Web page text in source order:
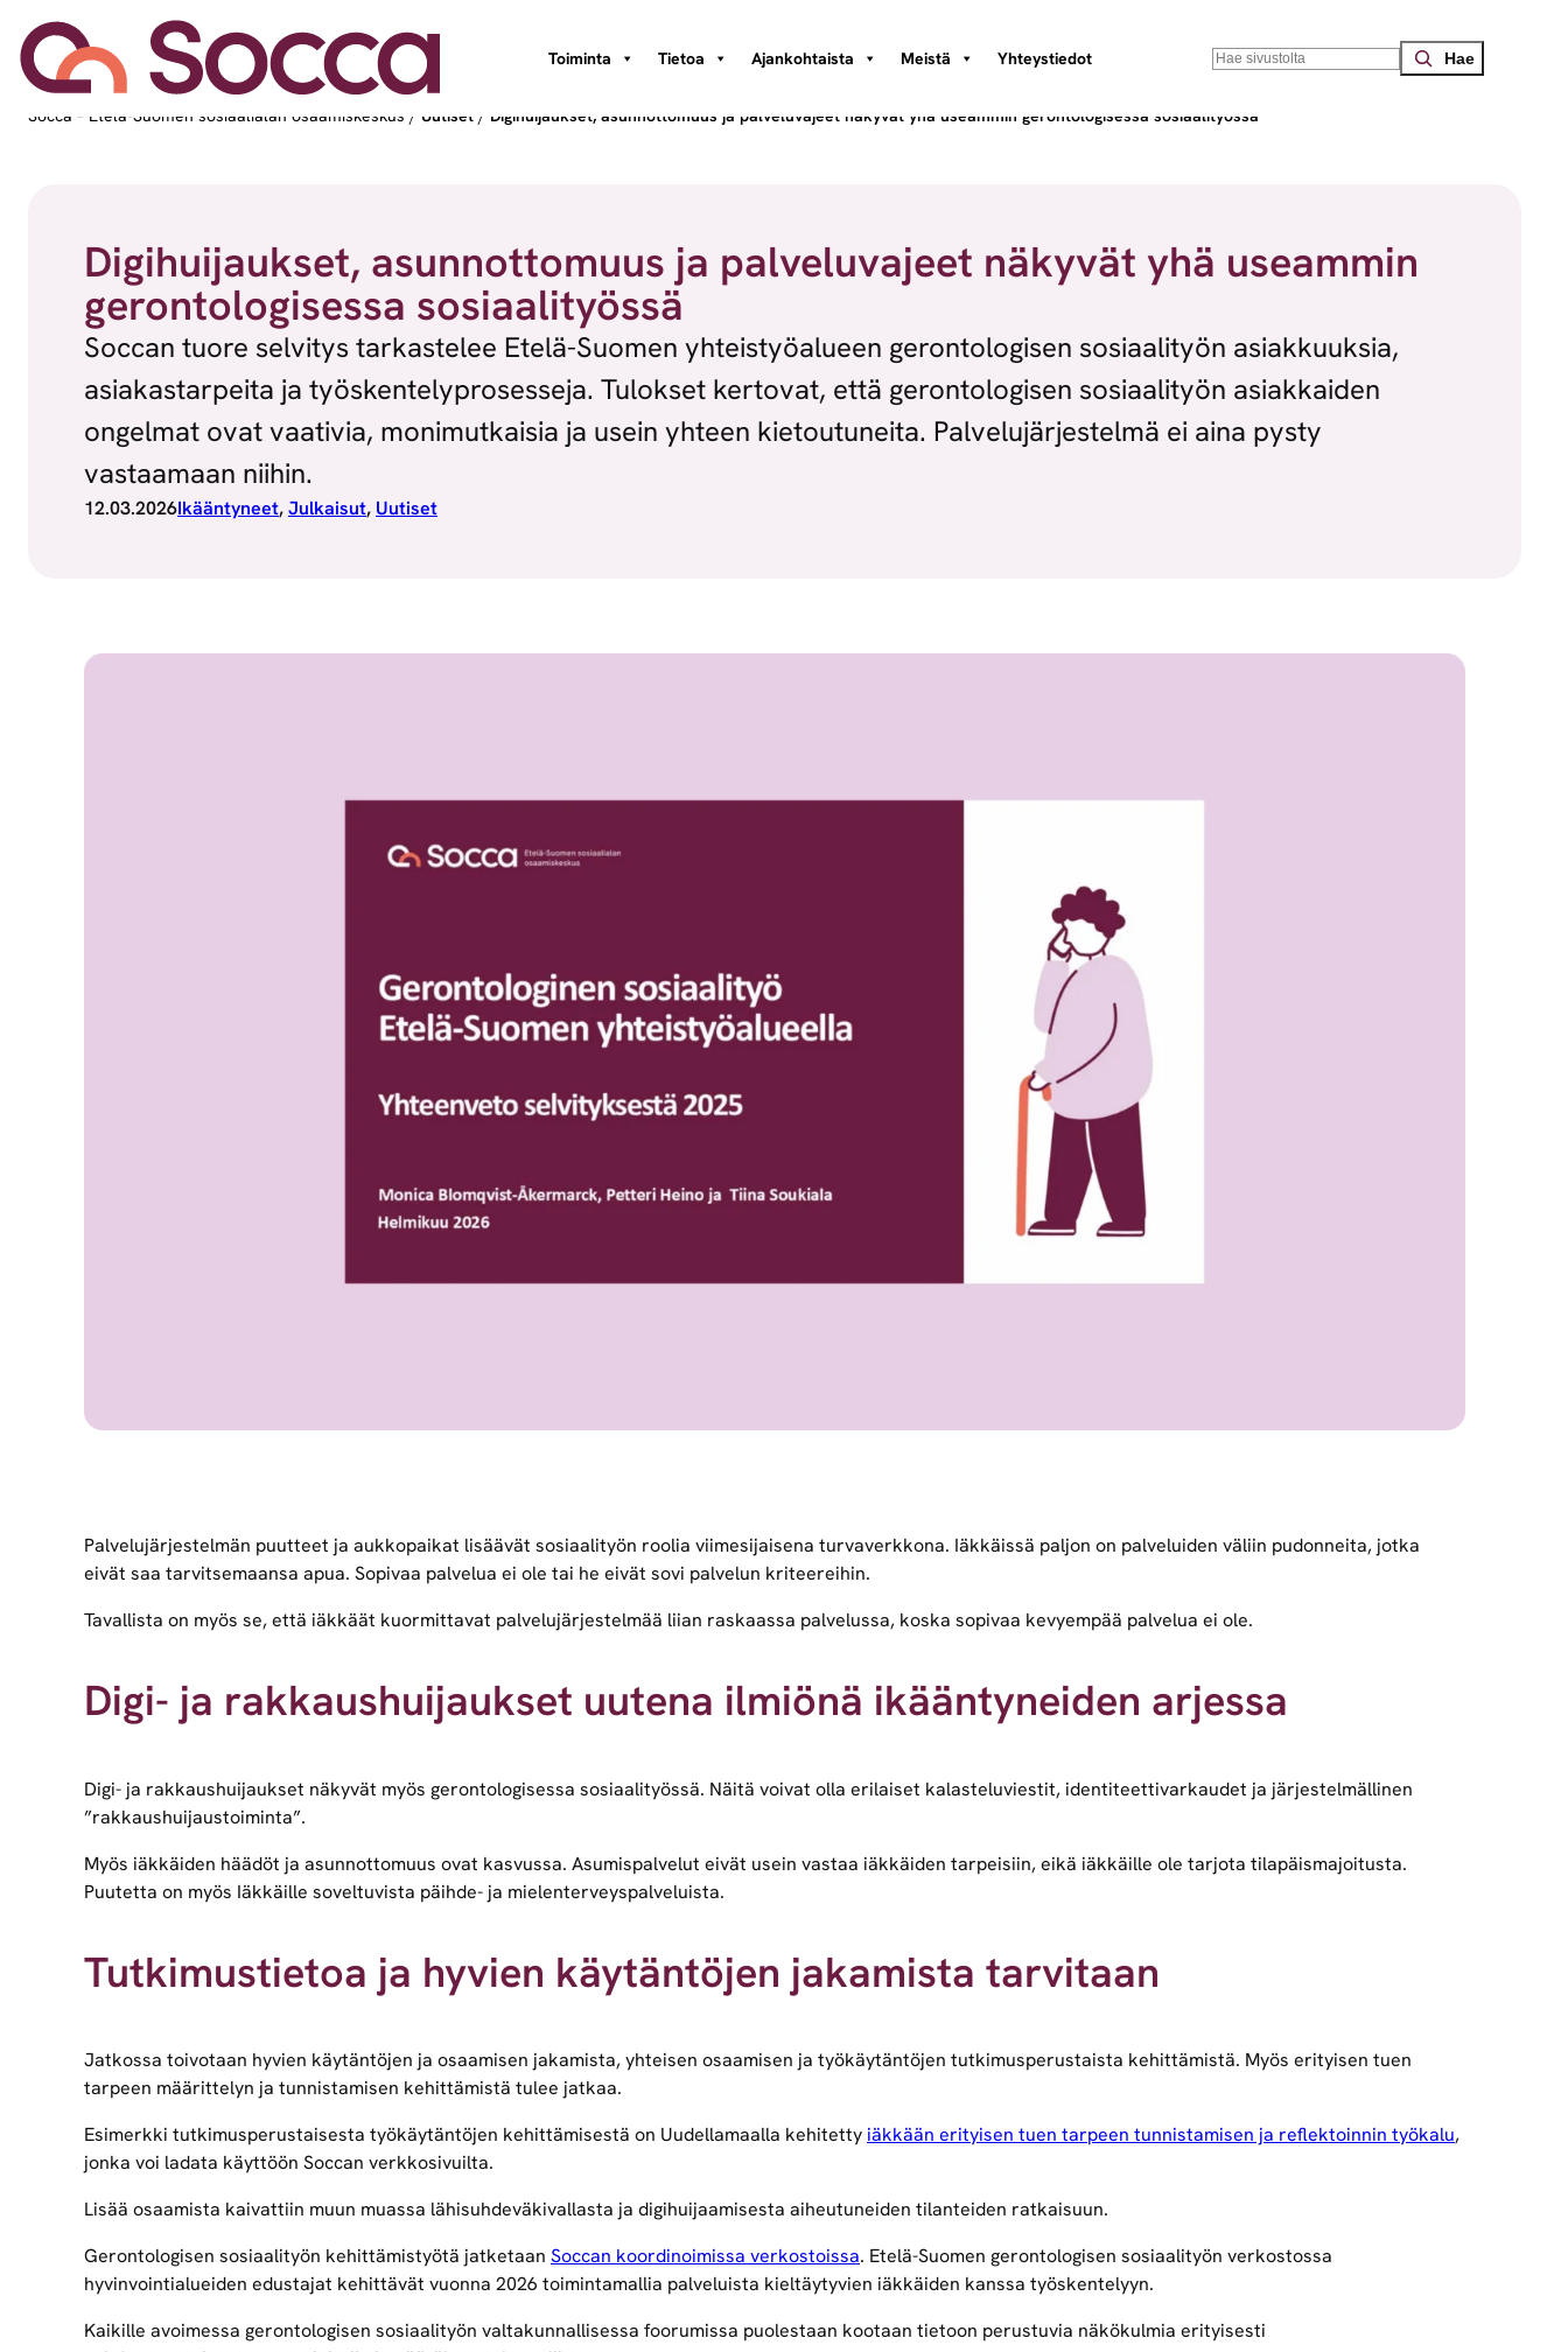
Siirry sisältöön
Toiminta Tietoa Ajankohtaista Meistä Yhteystiedot Search
Socca – Etelä-Suomen sosiaalialan osaamiskeskus / Uutiset / Digihuijaukset, asunnottomuus ja palveluvajeet näkyvät yhä useammin gerontologisessa sosiaalityössä
Digihuijaukset, asunnottomuus ja palveluvajeet näkyvät yhä useammin
gerontologisessa sosiaalityössä
Soccan tuore selvitys tarkastelee Etelä-Suomen yhteistyöalueen gerontologisen sosiaalityön asiakkuuksia,
asiakastarpeita ja työskentelyprosesseja. Tulokset kertovat, että gerontologisen sosiaalityön asiakkaiden
ongelmat ovat vaativia, monimutkaisia ja usein yhteen kietoutuneita. Palvelujärjestelmä ei aina pysty
vastaamaan niihin.
12.03.2026Ikääntyneet, Julkaisut, Uutiset
Palvelujärjestelmän puutteet ja aukkopaikat lisäävät sosiaalityön roolia viimesijaisena turvaverkkona. Iäkkäissä paljon on palveluiden väliin pudonneita, jotka
eivät saa tarvitsemaansa apua. Sopivaa palvelua ei ole tai he eivät sovi palvelun kriteereihin.
Tavallista on myös se, että iäkkäät kuormittavat palvelujärjestelmää liian raskaassa palvelussa, koska sopivaa kevyempää palvelua ei ole.
Digi- ja rakkaushuijaukset uutena ilmiönä ikääntyneiden arjessa
Digi- ja rakkaushuijaukset näkyvät myös gerontologisessa sosiaalityössä. Näitä voivat olla erilaiset kalasteluviestit, identiteettivarkaudet ja järjestelmällinen
”rakkaushuijaustoiminta”.
Myös iäkkäiden häädöt ja asunnottomuus ovat kasvussa. Asumispalvelut eivät usein vastaa iäkkäiden tarpeisiin, eikä iäkkäille ole tarjota tilapäismajoitusta.
Puutetta on myös Iäkkäille soveltuvista päihde- ja mielenterveyspalveluista.
Tutkimustietoa ja hyvien käytäntöjen jakamista tarvitaan
Jatkossa toivotaan hyvien käytäntöjen ja osaamisen jakamista, yhteisen osaamisen ja työkäytäntöjen tutkimusperustaista kehittämistä. Myös erityisen tuen
tarpeen määrittelyn ja tunnistamisen kehittämistä tulee jatkaa.
Esimerkki tutkimusperustaisesta työkäytäntöjen kehittämisestä on Uudellamaalla kehitetty iäkkään erityisen tuen tarpeen tunnistamisen ja reflektoinnin työkalu,
jonka voi ladata käyttöön Soccan verkkosivuilta.
Lisää osaamista kaivattiin muun muassa lähisuhdeväkivallasta ja digihuijaamisesta aiheutuneiden tilanteiden ratkaisuun.
Gerontologisen sosiaalityön kehittämistyötä jatketaan Soccan koordinoimissa verkostoissa. Etelä-Suomen gerontologisen sosiaalityön verkostossa
hyvinvointialueiden edustajat kehittävät vuonna 2026 toimintamallia palveluista kieltäytyvien iäkkäiden kanssa työskentelyyn.
Kaikille avoimessa gerontologisen sosiaalityön valtakunnallisessa foorumissa puolestaan kootaan tietoon perustuvia näkökulmia erityisesti